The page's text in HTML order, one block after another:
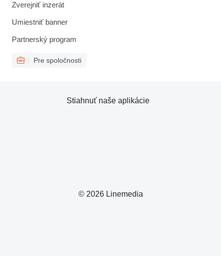
Zverejniť inzerát
Umiestniť banner
Partnerský program
Pre spoločnosti
© 2026 Linemedia
Stiahnuť naše aplikácie